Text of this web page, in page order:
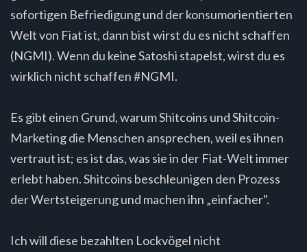
sofortigen Befriedigung und der konsumorientierten
Welt von Fiat ist, dann bist wirst du es nicht schaffen
(NGMI). Wenn du keine Satoshi stapelst, wirst du es
wirklich nicht schaffen #NGMI.
Es gibt einen Grund, warum Shitcoins und Shitcoin-
Marketing die Menschen ansprechen, weil es ihnen
vertraut ist; es ist das, was sie in der Fiat-Welt immer
erlebt haben. Shitcoins beschleunigen den Prozess
der Wertsteigerung und machen ihn „einfacher".
Ich will diese bezahlten Lockvögel nicht